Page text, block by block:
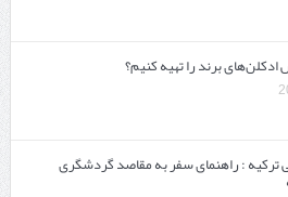
ادکلن‌های برند را تهیه کنیم؟
ترکیه : راهنمای سفر به مقاصد گردشگری